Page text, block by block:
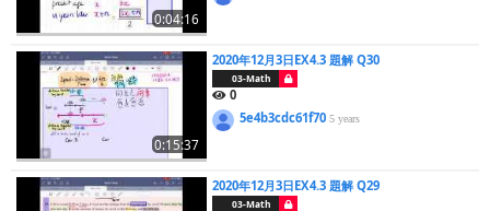
0:04:16
0:15:37
2020年12月3日EX4.3 題解 Q30
03-Math
0
5e4b3cdc61f705 years
2020年12月3日EX4.3 題解 Q29
03-Math